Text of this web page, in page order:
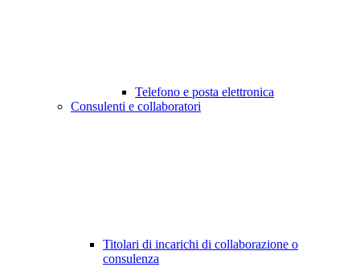
Telefono e posta elettronica
Consulenti e collaboratori
Titolari di incarichi di collaborazione o
consulenza